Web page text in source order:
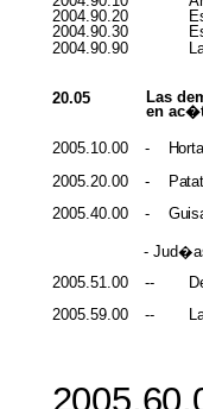
2004.90.20
2004.90.30
2004.90.90
20.05 Las
en
2005.10.00 -
2005.20.00
-
2005.40.00
-
-
2005.51.00
--
2005.59.00
--